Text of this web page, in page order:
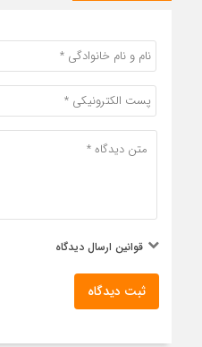
قوانین ارسال دیدگاه
ثبت دیدگاه